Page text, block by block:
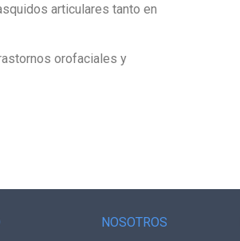
articulares tanto en
orofaciales y
NOSOTROS